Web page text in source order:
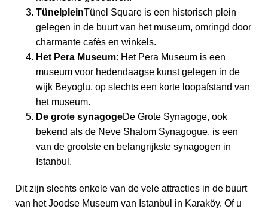
TünelpleinTünel Square is een historisch plein
gelegen in de buurt van het museum, omringd door
charmante cafés en winkels.
Het Pera Museum: Het Pera Museum is een
museum voor hedendaagse kunst gelegen in de
wijk Beyoglu, op slechts een korte loopafstand van
het museum.
De grote synagogeDe Grote Synagoge, ook
bekend als de Neve Shalom Synagogue, is een
van de grootste en belangrijkste synagogen in
Istanbul.
Dit zijn slechts enkele van de vele attracties in de buurt
van het Joodse Museum van Istanbul in Karaköy. Of u